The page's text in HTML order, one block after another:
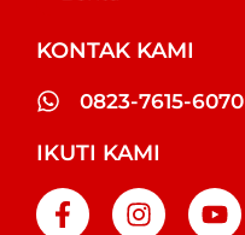
KONTAK KAMI
0823-7615-6070
IKUTI KAMI